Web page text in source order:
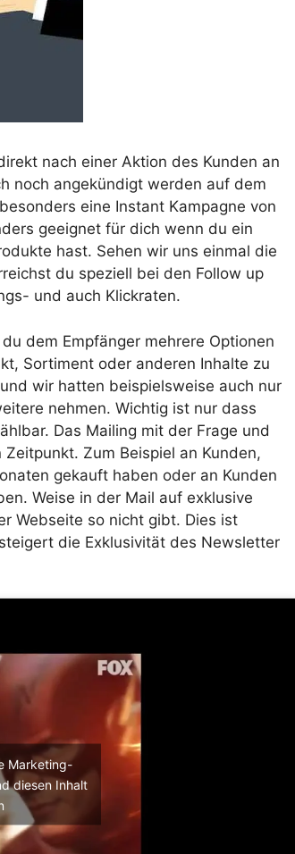
nach einer Aktion des Kunden an
noch angekündigt werden auf dem
eine Instant Kampagne von
geeignet für dich wenn du ein
hast. Sehen wir uns einmal die
du speziell bei den Follow up
und auch Klickraten.
dem Empfänger mehrere Optionen
Sortiment oder anderen Inhalte zu
wir hatten beispielsweise auch nur
nehmen. Wichtig ist nur dass
Das Mailing mit der Frage und
Zum Beispiel an Kunden,
gekauft haben oder an Kunden
Weise in der Mail auf exklusive
Webseite so nicht gibt. Dies ist
die Exklusivität des Newsletter
Marketing-
diesen Inhalt